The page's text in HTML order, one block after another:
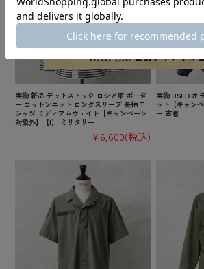
実物 新品 デッドストック ロシア軍 ボーダ
ー コットンニット ロングスリーブ 長袖 T
シャツ ミディアムウェイト【キャンペーン
対象外】【I】 ミリタリー
¥6,600(税込)
実物 USED オ
ット【キャン
ー 古着